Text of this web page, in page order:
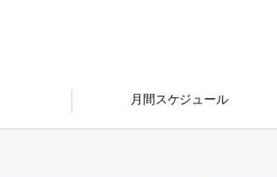
月間スケジュール